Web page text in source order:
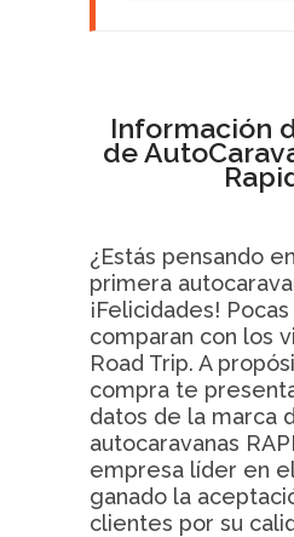
Información
de
¿Estás pensando
primera
¡Felicidades!
comparan con los
Road Trip. A
compra te
datos de la marca
autocaravanas
empresa líder en
ganado la
clientes por su